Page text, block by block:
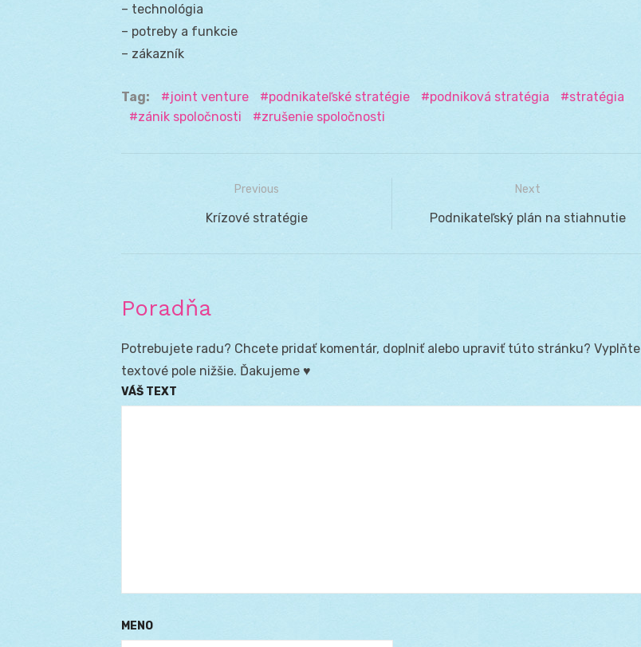
– technológia
– potreby a funkcie
– zákazník
Tag: joint venture podnikateľské stratégie podniková stratégia
stratégia
zánik spoločnosti
zrušenie spoločnosti
Navigácia
článku
Previous
Previous
Krízové stratégie
Next
Next
Podnikateľský plán na stiahnutie
Poradňa
Potrebujete radu? Chcete pridať komentár, doplniť alebo upraviť túto stránku? Vyplňte
textové pole nižšie. Ďakujeme ♥
VÁŠ TEXT
MENO